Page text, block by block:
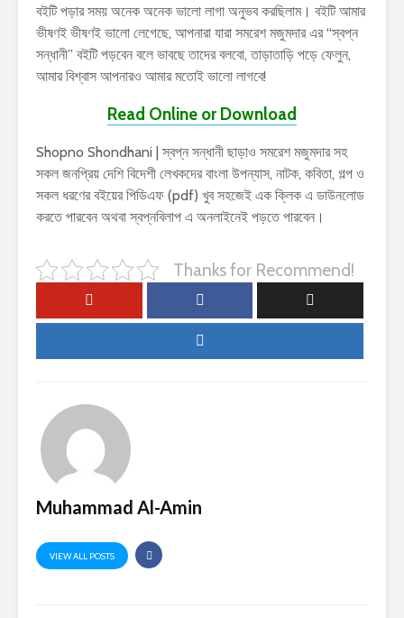
বইটি পড়ার সময় অনেক অনেক ভালো লাগা অনুভব করছিলাম। বইটি আমার
ভীষণই ভীষণই ভালো লেগেছে, আপনারা যারা সমরেশ মজুমদার এর “স্বপ্ন
সন্ধানী” বইটি পড়বেন বলে ভাবছে তাদের বলবো, তাড়াতাড়ি পড়ে ফেলুন,
আমার বিশ্বাস আপনারও আমার মতোই ভালো লাগবে!
Read Online or Download
Shopno Shondhani | স্বপ্ন সন্ধানী ছাড়াও সমরেশ মজুমদার সহ
সকল জনপ্রিয় দেশি বিদেশী লেখকদের বাংলা উপন্যাস, নাটক, কবিতা, গল্প ও
সকল ধরণের বইয়ের পিডিএফ (pdf) খুব সহজেই এক ক্লিক এ ডাউনলোড
করতে পারবেন অথবা স্বপ্নবিলাপ এ অনলাইনেই পড়তে পারবেন।
Thanks for Recommend!
Muhammad Al-Amin
VIEW ALL POSTS